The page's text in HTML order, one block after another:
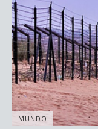
MUNDO